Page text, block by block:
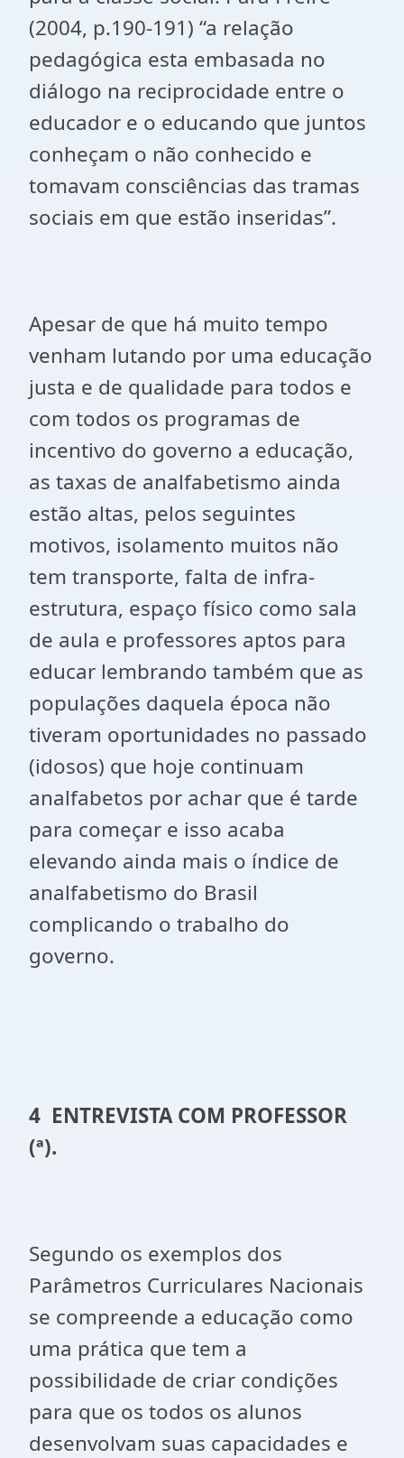
(2004, p.190-191) “a relação
pedagógica esta embasada no
diálogo na reciprocidade entre o
educador e o educando que juntos
conheçam o não conhecido e
tomavam consciências das tramas
sociais em que estão inseridas”.
Apesar de que há muito tempo
venham lutando por uma educação
justa e de qualidade para todos e
com todos os programas de
incentivo do governo a educação,
as taxas de analfabetismo ainda
estão altas, pelos seguintes
motivos, isolamento muitos não
tem transporte, falta de infra-
estrutura, espaço físico como sala
de aula e professores aptos para
educar lembrando também que as
populações daquela época não
tiveram oportunidades no passado
(idosos) que hoje continuam
analfabetos por achar que é tarde
para começar e isso acaba
elevando ainda mais o índice de
analfabetismo do Brasil
complicando o trabalho do
governo.
4 ENTREVISTA COM PROFESSOR
(ª).
Segundo os exemplos dos
Parâmetros Curriculares Nacionais
se compreende a educação como
uma prática que tem a
possibilidade de criar condições
para que os todos os alunos
desenvolvam suas capacidades e